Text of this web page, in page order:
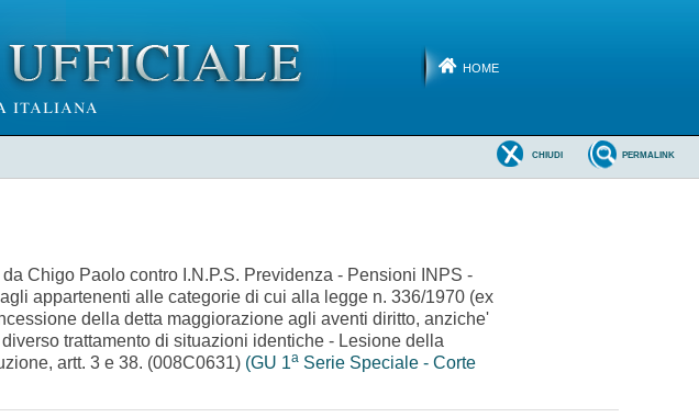
HOME
PERMALINK
CHIUDI
Chigo Paolo contro I.N.P.S. Previdenza - Pensioni INPS -
appartenenti alle categorie di cui alla legge n. 336/1970 (ex
della detta maggiorazione agli aventi diritto, anziche'
trattamento di situazioni identiche - Lesione della
artt. 3 e 38. (008C0631) (GU 1a Serie Speciale - Corte